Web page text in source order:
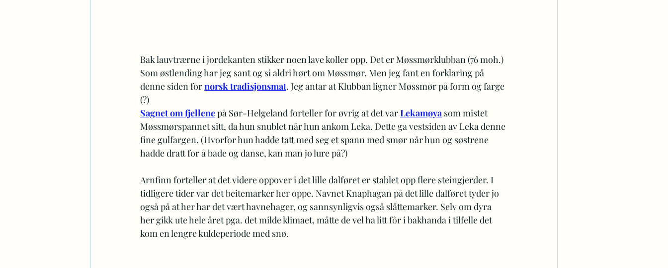
Bak lauvtrærne i jordekanten stikker noen lave koller opp. Det er Møssmørklubban (76 moh.)
Som østlending har jeg sant og si aldri hørt om Møssmør. Men jeg fant en forklaring på
denne siden for norsk tradisjonsmat. Jeg antar at Klubban ligner Møssmør på form og farge
(?)
Sagnet om fjellene på Sør-Helgeland forteller for øvrig at det var Lekamøya som mistet
Møssmørspannet sitt, da hun snublet når hun ankom Leka. Dette ga vestsiden av Leka denne
fine gulfargen. (Hvorfor hun hadde tatt med seg et spann med smør når hun og søstrene
hadde dratt for å bade og danse, kan man jo lure på?)
Arnfinn forteller at det videre oppover i det lille dalføret er stablet opp flere steingjerder. I
tidligere tider var det beitemarker her oppe. Navnet Knaphagan på det lille dalføret tyder jo
også på at her har det vært havnehager, og sannsynligvis også slåttemarker. Selv om dyra
her gikk ute hele året pga. det milde klimaet, måtte de vel ha litt fôr i bakhanda i tilfelle det
kom en lengre kuldeperiode med snø.